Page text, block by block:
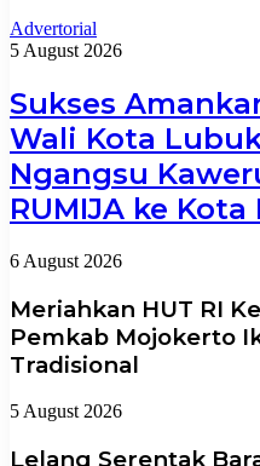
Advertorial
5 August 2026
Sukses
Wali Kota
Ngangsu
RUMIJA ke
6 August 2026
Meriahkan HUT RI
Pemkab Mojokerto
Tradisional
5 August 2026
Lelang Serentak